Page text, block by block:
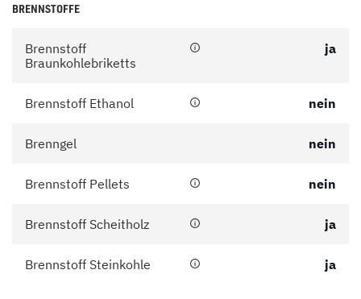
BRENNSTOFFE
Brennstoff
Braunkohlebriketts
ja
Brennstoff Ethanol nein
Brenngel nein
Brennstoff Pellets nein
Brennstoff Scheitholz ja
Brennstoff Steinkohle ja